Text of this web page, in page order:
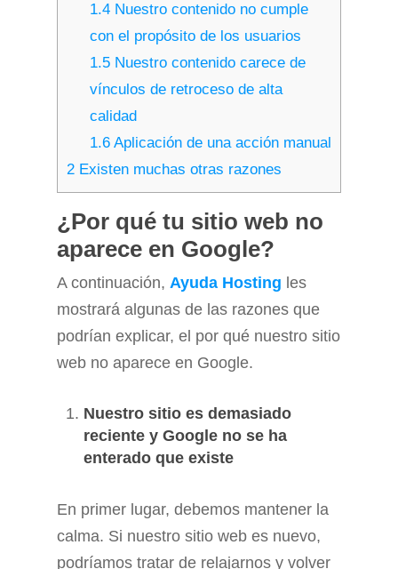
1.4Nuestro contenido no cumple
con el propósito de los usuarios
1.5Nuestro contenido carece de
vínculos de retroceso de alta
calidad
1.6Aplicación de una acción manual
2 Existen muchas otras razones
¿Por qué tu sitio web no
aparece en Google?
A continuación, Ayuda Hosting les
mostrará algunas de las razones que
podrían explicar, el por qué nuestro sitio
web no aparece en Google.
Nuestro sitio es demasiado
reciente y Google no se ha
enterado que existe
En primer lugar, debemos mantener la
calma. Si nuestro sitio web es nuevo,
podríamos tratar de relajarnos y volver